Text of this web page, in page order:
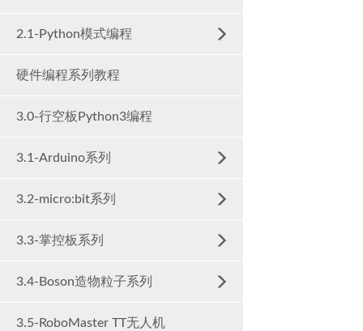
2.1-Python模式编程
硬件编程系列教程
3.0-行空板Python3编程
3.1-Arduino系列
3.2-micro:bit系列
3.3-掌控板系列
3.4-Boson造物粒子系列
3.5-RoboMaster TT无人机